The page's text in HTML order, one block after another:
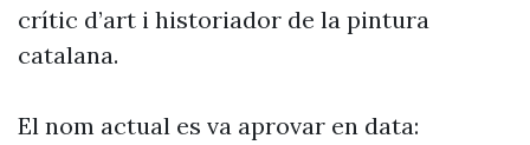
crític d’art i historiador de la pintura
catalana.
El nom actual es va aprovar en data: